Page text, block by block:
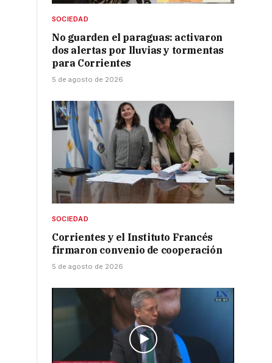
SOCIEDAD
No guarden el paraguas: activaron
dos alertas por lluvias y tormentas
para Corrientes
5 de agosto de 2026
SOCIEDAD
Corrientes y el Instituto Francés
firmaron convenio de cooperación
5 de agosto de 2026